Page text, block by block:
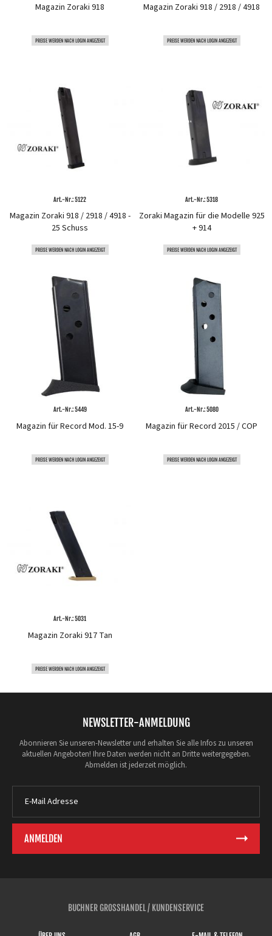
Magazin Zoraki 918
PREISE WERDEN NACH LOGIN ANGEZEIGT
Magazin Zoraki 918 / 2918 / 4918
PREISE WERDEN NACH LOGIN ANGEZEIGT
Art.-Nr.: 5122
Magazin Zoraki 918 / 2918 / 4918 -
25 Schuss
PREISE WERDEN NACH LOGIN ANGEZEIGT
Art.-Nr.: 5318
Zoraki Magazin für die Modelle 925
+ 914
PREISE WERDEN NACH LOGIN ANGEZEIGT
Art.-Nr.: 5449
Magazin für Record Mod. 15-9
PREISE WERDEN NACH LOGIN ANGEZEIGT
Art.-Nr.: 5080
Magazin für Record 2015 / COP
PREISE WERDEN NACH LOGIN ANGEZEIGT
Art.-Nr.: 5031
Magazin Zoraki 917 Tan
PREISE WERDEN NACH LOGIN ANGEZEIGT
NEWSLETTER-ANMELDUNG
Abonnieren Sie unseren-Newsletter und erhalten Sie alle Infos zu unseren
aktuellen Angeboten! Ihre Daten werden nicht an Dritte weitergegeben.
Abmelden ist jederzeit möglich.
BUCHNER GROSSHANDEL / KUNDENSERVICE